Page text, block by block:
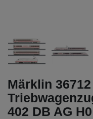
Märklin
402 DB AG H0